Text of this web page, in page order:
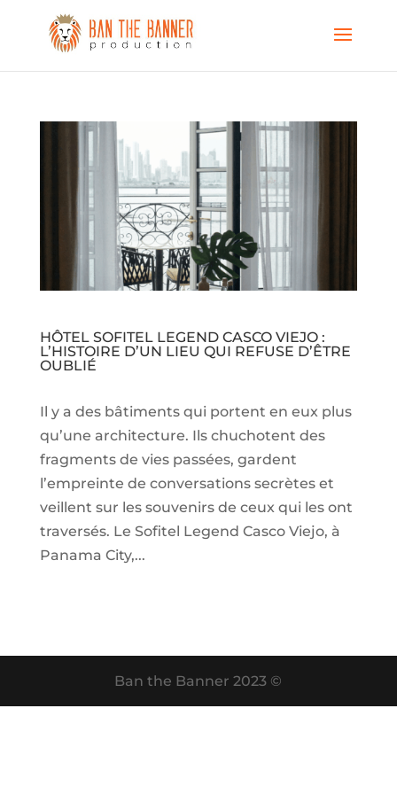
HÔTEL SOFITEL LEGEND CASCO VIEJO :
L’HISTOIRE D’UN LIEU QUI REFUSE D’ÊTRE
OUBLIÉ
Il y a des bâtiments qui portent en eux plus
qu’une architecture. Ils chuchotent des
fragments de vies passées, gardent
l’empreinte de conversations secrètes et
veillent sur les souvenirs de ceux qui les ont
traversés. Le Sofitel Legend Casco Viejo, à
Panama City,...
Ban the Banner 2023 ©